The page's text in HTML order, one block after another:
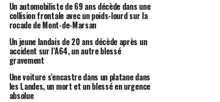
Un automobiliste de 69 ans décède dans une
collision frontale avec un poids-lourd sur la
rocade de Mont-de-Marsan
Un jeune landais de 20 ans décède après un
accident sur l’A64, un autre blessé
gravement
Une voiture s’encastre dans un platane dans
les Landes, un mort et un blessé en urgence
absolue